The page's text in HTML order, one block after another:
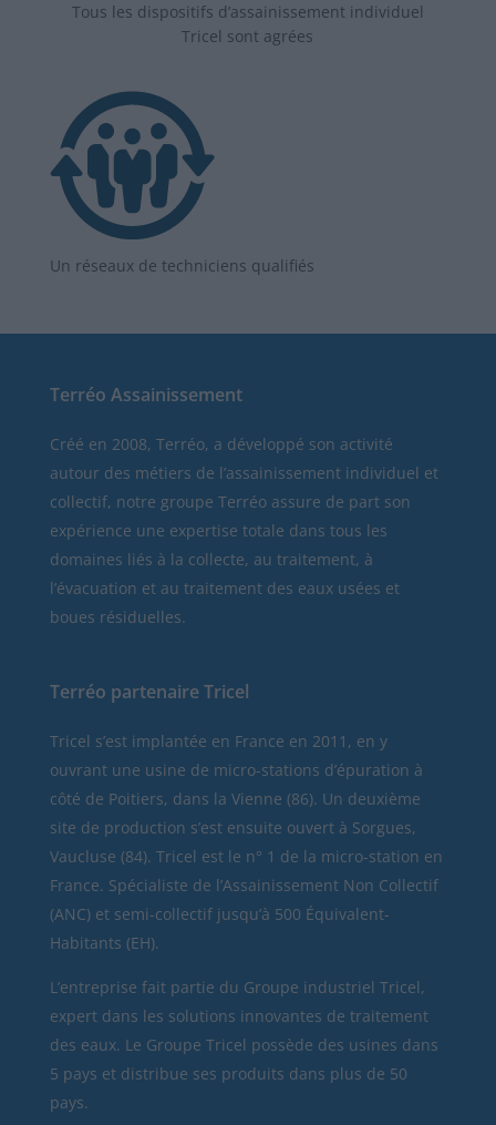
Tous les dispositifs d’assainissement individuel
Tricel sont agrées
Un réseaux de techniciens qualifiés
Terréo Assainissement
Créé en 2008, Terréo, a développé son activité
autour des métiers de l’assainissement individuel et
collectif, notre groupe Terréo assure de part son
expérience une expertise totale dans tous les
domaines liés à la collecte, au traitement, à
l’évacuation et au traitement des eaux usées et
boues résiduelles.
Terréo partenaire Tricel
Tricel s’est implantée en France en 2011, en y
ouvrant une usine de micro-stations d’épuration à
côté de Poitiers, dans la Vienne (86). Un deuxième
site de production s’est ensuite ouvert à Sorgues,
Vaucluse (84). Tricel est le n° 1 de la micro-station en
France. Spécialiste de l’Assainissement Non Collectif
(ANC) et semi-collectif jusqu’à 500 Équivalent-
Habitants (EH).
L’entreprise fait partie du Groupe industriel Tricel,
expert dans les solutions innovantes de traitement
des eaux. Le Groupe Tricel possède des usines dans
5 pays et distribue ses produits dans plus de 50
pays.